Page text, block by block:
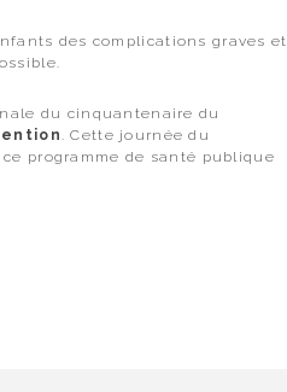
des complications graves et
du cinquantenaire du
. Cette journée du
programme de santé publique